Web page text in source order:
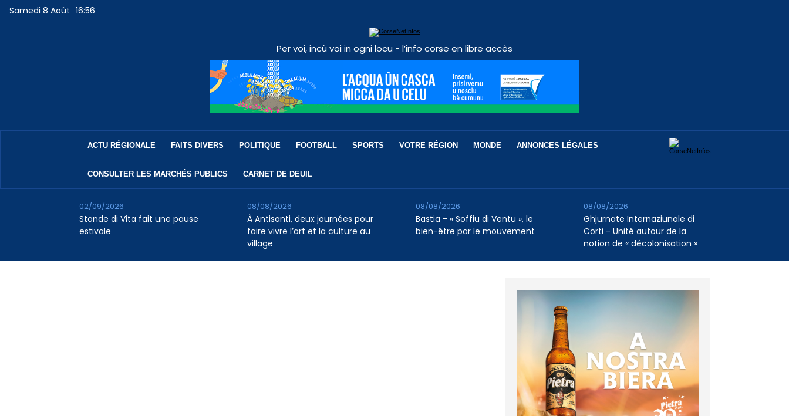
Samedi 8 Août 16:56
Per voi, incù voi in ogni locu - l’info corse en libre accès
ACTU RÉGIONALE FAITS DIVERS POLITIQUE FOOTBALL SPORTS VOTRE RÉGION MONDE ANNONCES LÉGALES
CONSULTER LES MARCHÉS PUBLICS CARNET DE DEUIL
Stonde di Vita fait une pause
estivale
02/09/2026
À Antisanti, deux journées pour
faire vivre l’art et la culture au
village
08/08/2026
Bastia - « Soffiu di Ventu », le
bien-être par le mouvement
08/08/2026
Ghjurnate Internaziunale di
Corti - Unité autour de la
notion de « décolonisation »
08/08/2026